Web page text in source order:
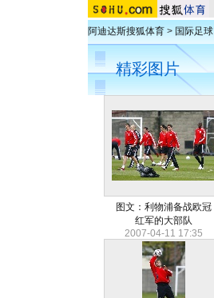
阿迪达斯搜狐体育 > 国际足球
精彩图片
图文：利物浦备战欧冠
红军的大部队
2007-04-11 17:35